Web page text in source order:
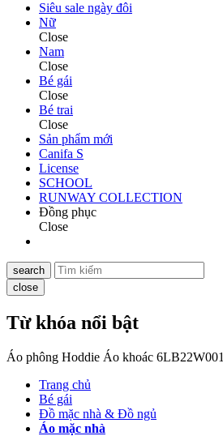
Siêu sale ngày đôi
Nữ
Close
Nam
Close
Bé gái
Close
Bé trai
Close
Sản phẩm mới
Canifa S
License
SCHOOL
RUNWAY COLLECTION
Đồng phục
Close
search
close
Từ khóa nổi bật
Áo phông Hoddie Áo khoác 6LB22W001
Trang chủ
Bé gái
Đồ mặc nhà & Đồ ngủ
Áo mặc nhà